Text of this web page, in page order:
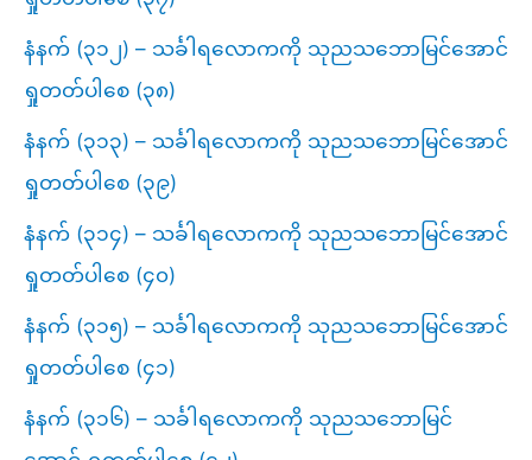
နံနက် (၃၁၂) – သင်္ခါရလောကကို သုညသဘောမြင်အောင်
ရှုတတ်ပါစေ (၃၈)
နံနက် (၃၁၃) – သင်္ခါရလောကကို သုညသဘောမြင်အောင်
ရှုတတ်ပါစေ (၃၉)
နံနက် (၃၁၄) – သင်္ခါရလောကကို သုညသဘောမြင်အောင်
ရှုတတ်ပါစေ (၄၀)
နံနက် (၃၁၅) – သင်္ခါရလောကကို သုညသဘောမြင်အောင်
ရှုတတ်ပါစေ (၄၁)
နံနက် (၃၁၆) – သင်္ခါရလောကကို သုညသဘောမြင်